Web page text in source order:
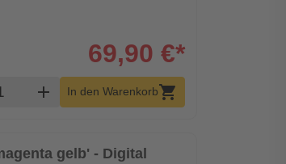
69,90 €*
Warenkorb Menge
add In den Warenkorbshopping_cart
gelb' - Digital